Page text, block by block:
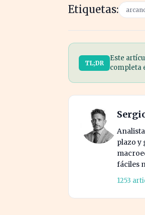
Etiquetas:
TL;DR
Este
completa
plazo y
fáciles
1253